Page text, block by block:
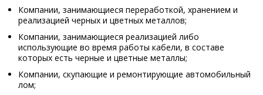
Компании, занимающиеся переработкой, хранением и
реализацией черных и цветных металлов;
Компании, занимающиеся реализацией либо
использующие во время работы кабели, в составе
которых есть черные и цветные металлы;
Компании, скупающие и ремонтирующие автомобильный
лом;